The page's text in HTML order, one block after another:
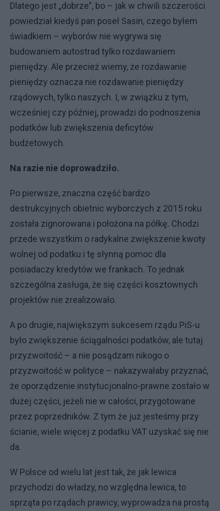
Dlatego jest „dobrze”, bo – jak w chwili szczerości
powiedział kiedyś pan poseł Sasin, czego byłem
świadkiem – wyborów nie wygrywa się
budowaniem autostrad tylko rozdawaniem
pieniędzy. Ale przecież wiemy, że rozdawanie
pieniędzy oznacza nie rozdawanie pieniędzy
rządowych, tylko naszych. I, w związku z tym,
wcześniej czy później, prowadzi do podnoszenia
podatków lub zwiększenia deficytów
budżetowych.
Na razie nie doprowadziło.
Po pierwsze, znaczna część bardzo
destrukcyjnych obietnic wyborczych z 2015 roku
została zignorowana i położona na półkę. Chodzi
przede wszystkim o radykalne zwiększenie kwoty
wolnej od podatku i tę słynną pomoc dla
posiadaczy kredytów we frankach. To jednak
szczególna zasługa, że się części kosztownych
projektów nie zrealizowało.
A po drugie, największym sukcesem rządu PiS-u
było zwiększenie ściągalności podatków, ale tutaj
przyzwoitość – a nie posądzam nikogo o
przyzwoitość w polityce – nakazywałaby przyznać,
że oporządzenie instytucjonalno-prawne zostało w
dużej części, jeżeli nie w całości, przygotowane
przez poprzedników. Z tym że już jesteśmy przy
ścianie, wiele więcej z podatku VAT uzyskać się nie
da.
W Polsce od wielu lat jest tak, że jak lewica
przychodzi do władzy, no względna lewica, to
sprząta po rządach prawicy, wyprowadza na prostą